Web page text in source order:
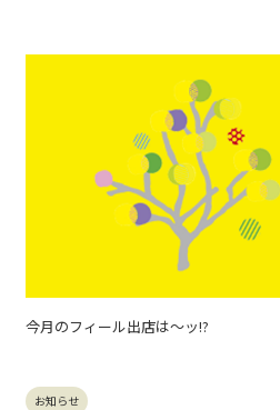
今月のフィール出店は～ッ!?
お知らせ